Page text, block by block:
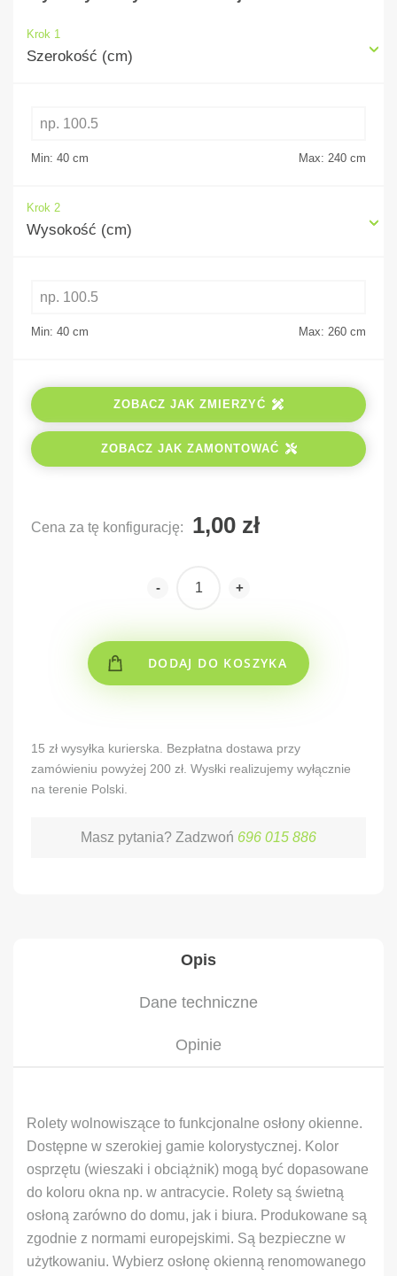
Krok 1
Szerokość (cm)
Min: 40 cm Max: 240 cm
Krok 2
Wysokość (cm)
Min: 40 cm Max: 260 cm
ZOBACZ JAK ZMIERZYĆ
ZOBACZ JAK ZAMONTOWAĆ
Cena za tę konfigurację:
- +
DODAJ DO KOSZYKA
15 zł wysyłka kurierska. Bezpłatna dostawa przy
zamówieniu powyżej 200 zł. Wysłki realizujemy wyłącznie
na terenie Polski.
Masz pytania? Zadzwoń 696 015 886
Opis
Dane techniczne
Opinie
Rolety wolnowiszące to funkcjonalne osłony okienne.
Dostępne w szerokiej gamie kolorystycznej. Kolor
osprzętu (wieszaki i obciążnik) mogą być dopasowane
do koloru okna np. w antracycie. Rolety są świetną
osłoną zarówno do domu, jak i biura. Produkowane są
zgodnie z normami europejskimi. Są bezpieczne w
użytkowaniu. Wybierz osłonę okienną renomowanego